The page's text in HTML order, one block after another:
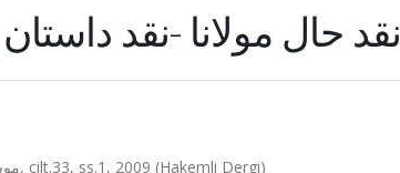
نقد حال مولانا -نقد
موسسۀ پژوهشی حکمت و فلسفۀ ایران, cilt.33, ss.1, 2009 (Hakemli Dergi)